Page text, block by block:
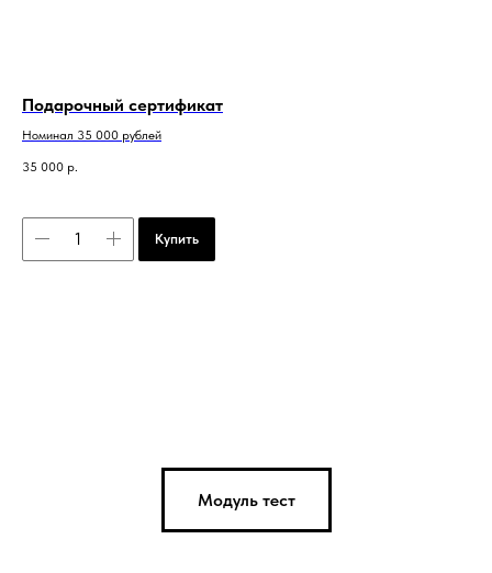
Подарочный сертификат
Номинал 35 000 рублей
35 000 р.
Купить
Модуль тест